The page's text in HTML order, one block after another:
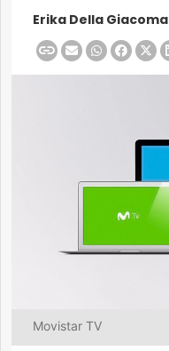
Erika Della Giacoma
Movistar TV